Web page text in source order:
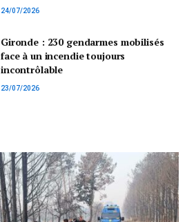
24/07/2026
Gironde : 230 gendarmes mobilisés
face à un incendie toujours
incontrôlable
23/07/2026